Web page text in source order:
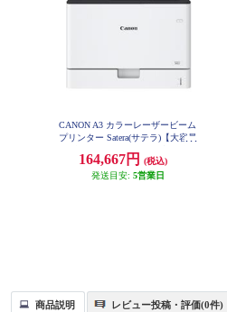
CANON A3 カラーレーザービーム
プリンター Satera(サテラ)【大容量
高速プリント/無線LAN搭載】★大
型配送対象商品 LBP862CI
164,667円
(税込)
発送目安: 5営業日
商品説明 レビュー投稿・評価(0件)